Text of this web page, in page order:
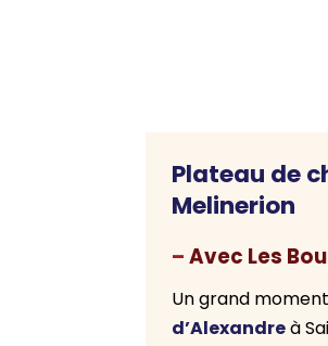
Plateau de
Melinerion
–Avec Les
Un grand
d’Alexandre à